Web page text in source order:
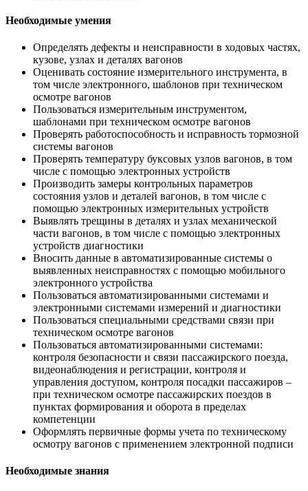
Необходимые умения
Определять дефекты и неисправности в ходовых частях,
кузове, узлах и деталях вагонов
Оценивать состояние измерительного инструмента, в
том числе электронного, шаблонов при техническом
осмотре вагонов
Пользоваться измерительным инструментом,
шаблонами при техническом осмотре вагонов
Проверять работоспособность и исправность тормозной
системы вагонов
Проверять температуру буксовых узлов вагонов, в том
числе с помощью электронных устройств
Производить замеры контрольных параметров
состояния узлов и деталей вагонов, в том числе с
помощью электронных измерительных устройств
Выявлять трещины в деталях и узлах механической
части вагонов, в том числе с помощью электронных
устройств диагностики
Вносить данные в автоматизированные системы о
выявленных неисправностях с помощью мобильного
электронного устройства
Пользоваться автоматизированными системами и
электронными системами измерений и диагностики
Пользоваться специальными средствами связи при
техническом осмотре вагонов
Пользоваться автоматизированными системами:
контроля безопасности и связи пассажирского поезда,
видеонаблюдения и регистрации, контроля и
управления доступом, контроля посадки пассажиров –
при техническом осмотре пассажирских поездов в
пунктах формирования и оборота в пределах
компетенции
Оформлять первичные формы учета по техническому
осмотру вагонов с применением электронной подписи
Необходимые знания